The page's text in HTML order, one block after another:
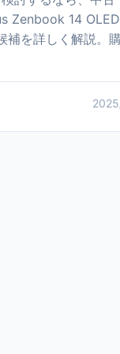
Zenbook 14
補を詳しく解説。